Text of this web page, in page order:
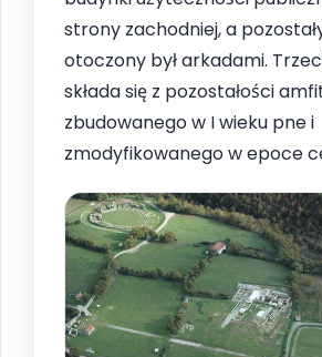
strony zachodniej, a
otoczony był arkadami.
składa się z pozostałości
zbudowanego w I wieku pne i
zmodyfikowanego w epoce